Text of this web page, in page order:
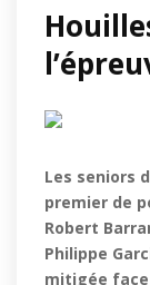
Les seniors
premier de
Robert
Philippe
mitigée face